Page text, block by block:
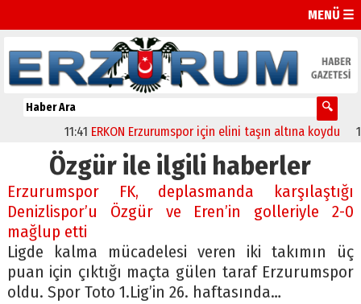
MENÜ ☰
11:41 ERKON Erzurumspor için elini taşın altına koydu 11:20
Özgür ile ilgili haberler
Erzurumspor FK, deplasmanda karşılaştığı
Denizlispor’u Özgür ve Eren’in golleriyle 2-0
mağlup etti
Ligde kalma mücadelesi veren iki takımın üç
puan için çıktığı maçta gülen taraf Erzurumspor
oldu. Spor Toto 1.Lig’in 26. haftasında…